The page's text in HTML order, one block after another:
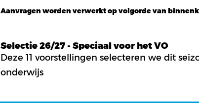
Aanvragen worden verwerkt op volgorde van
Selectie 26/27 - Speciaal voor het VO
Deze 11 voorstellingen selecteren we dit
onderwijs